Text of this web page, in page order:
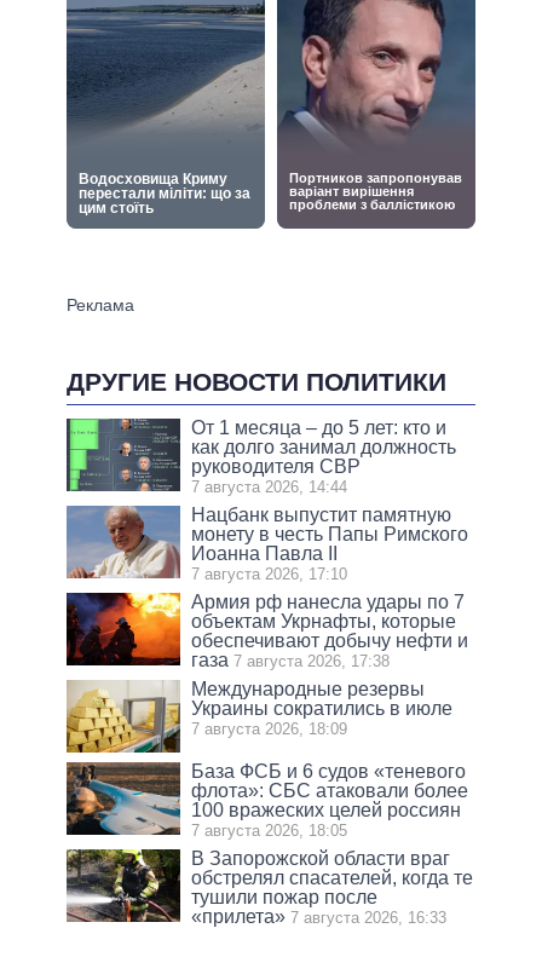
ДРУГИЕ НОВОСТИ ПОЛИТИКИ
От 1 месяца – до 5 лет: кто и
как долго занимал должность
руководителя СВР
7 августа 2026, 14:44
Нацбанк выпустит памятную
монету в честь Папы Римского
Иоанна Павла II
7 августа 2026, 17:10
Армия рф нанесла удары по 7
объектам Укрнафты, которые
обеспечивают добычу нефти и
газа 7 августа 2026, 17:38
Международные резервы
Украины сократились в июле
7 августа 2026, 18:09
База ФСБ и 6 судов «теневого
флота»: СБС атаковали более
100 вражеских целей россиян
7 августа 2026, 18:05
В Запорожской области враг
обстрелял спасателей, когда те
тушили пожар после
«прилета» 7 августа 2026, 16:33